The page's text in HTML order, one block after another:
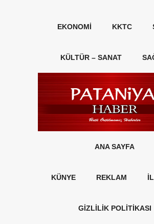
EKONOMI KKTC
KÜLTÜR – SANAT
ANA SAYFA
KÜNYE REKLAM
GİZLİLİK POLİTİKASI